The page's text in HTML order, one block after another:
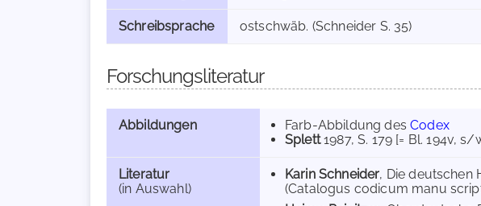
Schreibsprache ostschwäb. (Schneider S. 35)
Forschungsliteratur
Abbildungen Farb-Abbildung desCodex
Splett1987, S. 179 [= Bl. 194v, s/
Literatur
(in Auswahl)
Karin Schneider, Die deutschen
(Catalogus codicum manu